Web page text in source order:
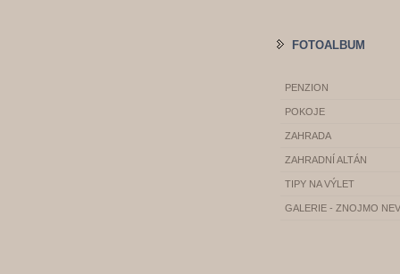
FOTOALBUM
PENZION
POKOJE
ZAHRADA
ZAHRADNÍ ALTÁN
TIPY NA VÝLET
GALERIE - ZNOJMO